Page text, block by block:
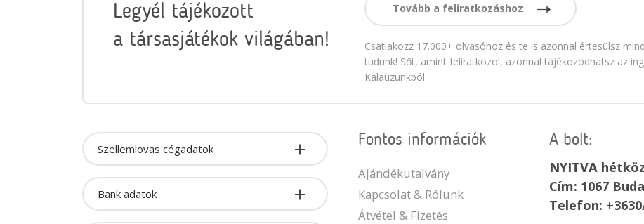
Legyél tájékozott
a társasjátékok világában!
Tovább a feliratkozáshoz
Csatlakozz 17.000+ olvasóhoz és te is azonnal értesülsz
tudunk! Sőt, amint feliratkozol, azonnal tájékozódhatsz az
Kalauzunkból.
Szellemlovas cégadatok
Bank adatok
Fontos információk
Ajándékutalvány
Kapcsolat & Rólunk
Átvétel & Fizetés
A bolt:
NYITVA
Cím: 1067
Telefon: